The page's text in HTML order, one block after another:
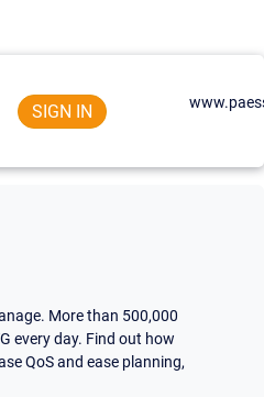
SIGN IN
More than 500,000
every day. Find out how
QoS and ease planning,